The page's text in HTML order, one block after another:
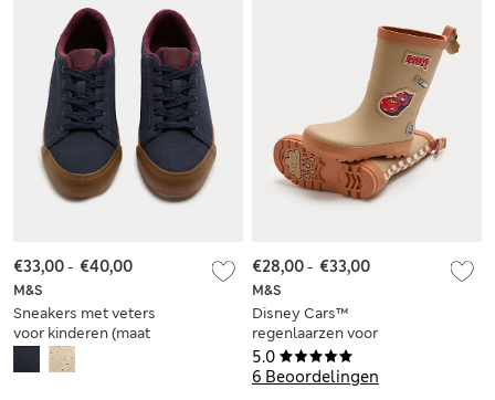
M&S
Sneakers met veters
voor kinderen (maat
20,5-40,5)
€33,00- €40,00
5.0
6 Beoordelingen
M&S
Disney Cars™
regenlaarzen voor
kinderen (maat 20,5-
34,5)
€28,00- €33,00